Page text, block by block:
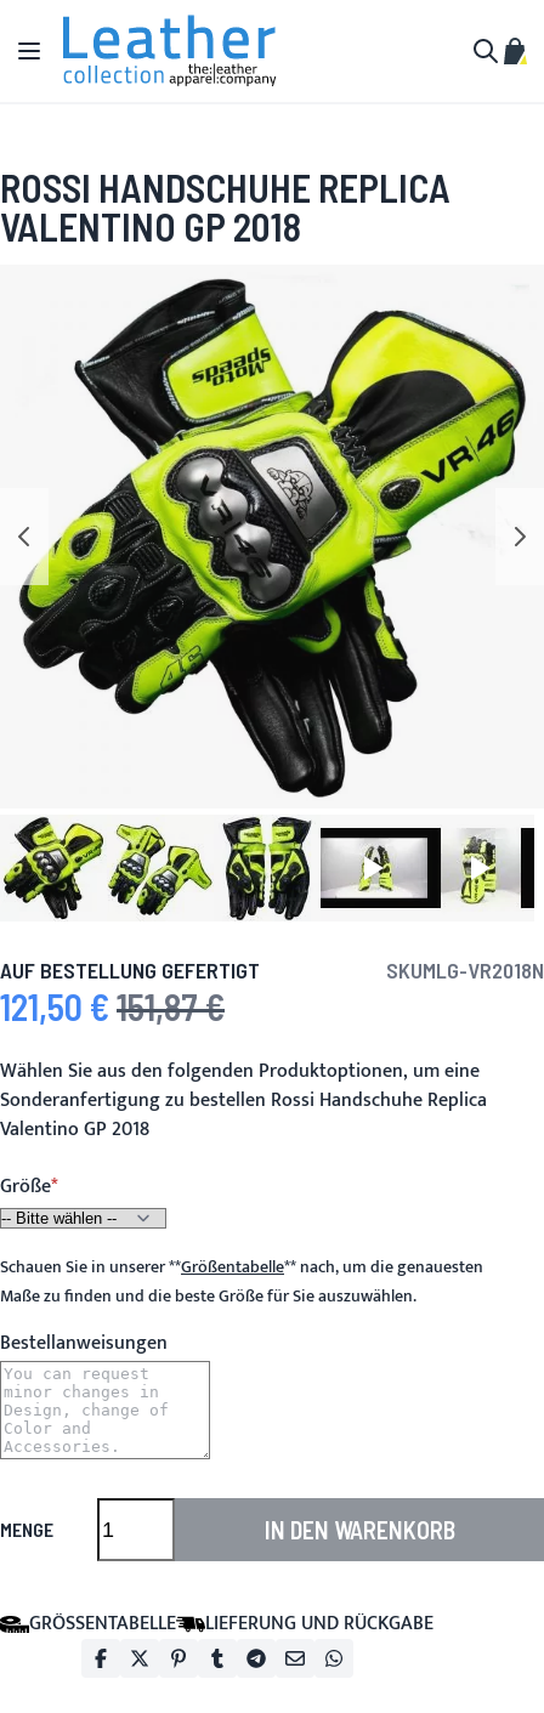
Zum Inhalt springen
Navigation umschalten
ROSSI HANDSCHUHE REPLICA
VALENTINO GP 2018
AUF BESTELLUNG GEFERTIGT SKUMLG-VR2018N
Sonderpreis
121,50 € Regulärer Preis
151,87 €
Wählen Sie aus den folgenden Produktoptionen, um eine
Sonderanfertigung zu bestellen Rossi Handschuhe Replica
Valentino GP 2018
Größe
Schauen Sie in unserer**Größentabelle**nach, um die genauesten
Maße zu finden und die beste Größe für Sie auszuwählen.
Bestellanweisungen
MENGE IN DEN WARENKORB
GRÖSSENTABELLE LIEFERUNG UND RÜCKGABE